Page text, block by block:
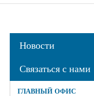
Новости
Связаться с нами
ГЛАВНЫЙ ОФИС